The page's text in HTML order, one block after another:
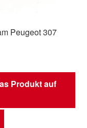
Peugeot 307
Produkt auf